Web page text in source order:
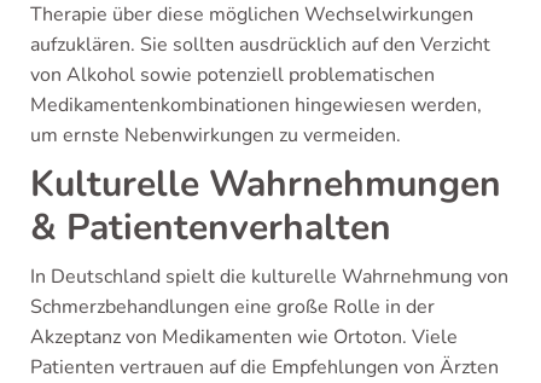
Therapie über diese möglichen Wechselwirkungen
aufzuklären. Sie sollten ausdrücklich auf den Verzicht
von Alkohol sowie potenziell problematischen
Medikamentenkombinationen hingewiesen werden,
um ernste Nebenwirkungen zu vermeiden.
Kulturelle Wahrnehmungen
& Patientenverhalten
In Deutschland spielt die kulturelle Wahrnehmung von
Schmerzbehandlungen eine große Rolle in der
Akzeptanz von Medikamenten wie Ortoton. Viele
Patienten vertrauen auf die Empfehlungen von Ärzten